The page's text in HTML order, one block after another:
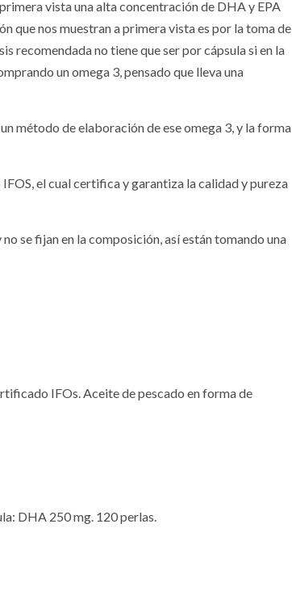
vista una alta concentración de DHA y EPA
que nos muestran a primera vista es por la toma de
recomendada no tiene que ser por cápsula si en la
un omega 3, pensado que lleva una
método de elaboración de ese omega 3, y la forma
el cual certifica y garantiza la calidad y pureza
se fijan en la composición, así están tomando una
IFOs. Aceite de pescado en forma de
DHA 250 mg. 120 perlas.